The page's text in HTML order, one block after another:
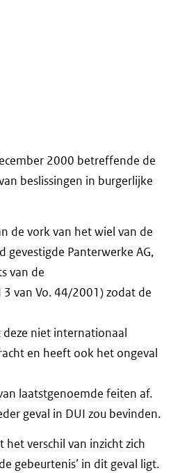
2000 betreffende de
beslissingen in burgerlijke
de vork van het wiel van de
Panterwerke AG,
van de
3 van Vo. 44/2001) zodat de
niet internationaal
en heeft ook het ongeval
laatstgenoemde feiten af.
geval in DUI zou bevinden.
het verschil van inzicht zich
gebeurtenis’ in dit geval ligt.